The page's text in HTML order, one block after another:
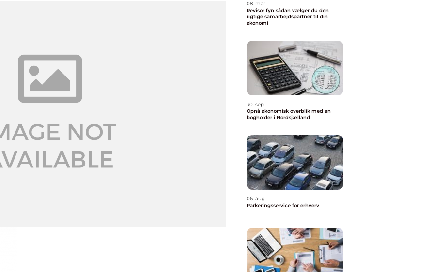
08. mar
Revisor fyn sådan vælger du den
rigtige samarbejdspartner til din
økonomi
30. sep
Opnå økonomisk overblik med en
bogholder i Nordsjælland
06. aug
Parkeringsservice for erhverv